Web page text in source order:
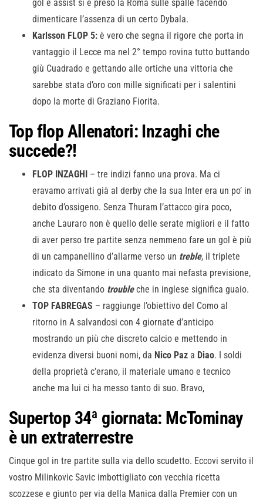
gol e assist si è preso la Roma sulle spalle facendo
dimenticare l’assenza di un certo Dybala.
Karlsson FLOP 5: è vero che segna il rigore che porta in
vantaggio il Lecce ma nel 2° tempo rovina tutto buttando
giù Cuadrado e gettando alle ortiche una vittoria che
sarebbe stata d’oro con mille significati per i salentini
dopo la morte di Graziano Fiorita.
Top flop Allenatori: Inzaghi che
succede?!
FLOP INZAGHI – tre indizi fanno una prova. Ma ci
eravamo arrivati già al derby che la sua Inter era un po’ in
debito d’ossigeno. Senza Thuram l’attacco gira poco,
anche Lauraro non è quello delle serate migliori e il fatto
di aver perso tre partite senza nemmeno fare un gol è più
di un campanellino d’allarme verso un treble, il triplete
indicato da Simone in una quanto mai nefasta previsione,
che sta diventando trouble che in inglese significa guaio.
TOP FABREGAS – raggiunge l’obiettivo del Como al
ritorno in A salvandosi con 4 giornate d’anticipo
mostrando un più che discreto calcio e mettendo in
evidenza diversi buoni nomi, da Nico Paz a Diao. I soldi
della proprietà c’erano, il materiale umano e tecnico
anche ma lui ci ha messo tanto di suo. Bravo,
Supertop 34ª giornata: McTominay
è un extraterrestre
Cinque gol in tre partite sulla via dello scudetto. Eccovi servito il
vostro Milinkovic Savic imbottigliato con vecchia ricetta
scozzese e giunto per via della Manica dalla Premier con un